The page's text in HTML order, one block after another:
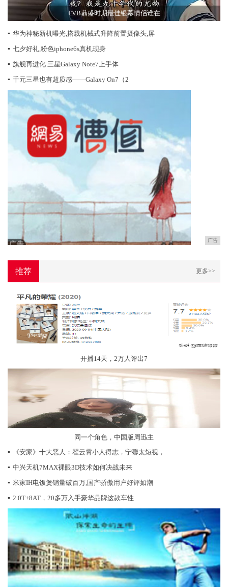
TVB鼎盛时期最佳银幕情侣谁在
▪ 华为神秘新机曝光,搭载机械式升降前置摄像头,屏
▪ 七夕好礼,粉色iphone6s真机现身
▪ 旗舰再进化 三星Galaxy Note7上手体
▪ 千元三星也有超质感——Galaxy On7（2
广告
推荐 更多>>
开播14天，2万人评出7
同一个角色，中国版周迅主
▪
《安家》十大恶人：翟云霄小人得志，宁馨太短视，
▪ 中兴天机7MAX裸眼3D技术如何决战未来
▪ 米家IH电饭煲销量破百万,国产骄傲用户好评如潮
▪ 2.0T+8AT，20多万入手豪华品牌这款车性